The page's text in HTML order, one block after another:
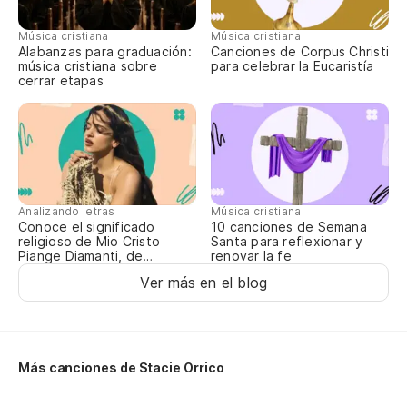
Música cristiana
Alabanzas para graduación:
música cristiana sobre
cerrar etapas
Música cristiana
Canciones de Corpus Christi
para celebrar la Eucaristía
Analizando letras
Conoce el significado
religioso de Mio Cristo
Piange Diamanti, de
ROSALÍA
Música cristiana
10 canciones de Semana
Santa para reflexionar y
renovar la fe
Ver más en el blog
Más canciones de Stacie Orrico